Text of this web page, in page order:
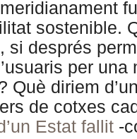
sostenible.
si després
per una
Què diriem
de cotxes
Estat fallit -